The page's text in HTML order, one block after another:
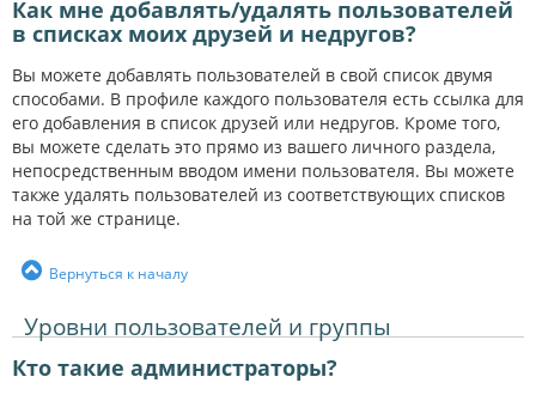
Как мне добавлять/удалять пользователей
в списках моих друзей и недругов?
Вы можете добавлять пользователей в свой список двумя
способами. В профиле каждого пользователя есть ссылка для
его добавления в список друзей или недругов. Кроме того,
вы можете сделать это прямо из вашего личного раздела,
непосредственным вводом имени пользователя. Вы можете
также удалять пользователей из соответствующих списков
на той же странице.
Вернуться к началу
Уровни пользователей и группы
Кто такие администраторы?